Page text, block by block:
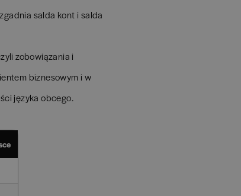
salda kont i salda
zobowiązania i
biznesowym i w
języka obcego.